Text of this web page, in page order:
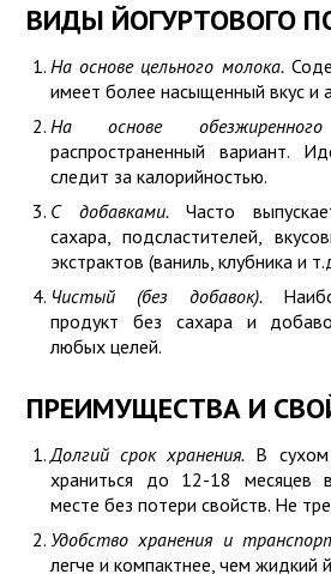
ВИДЫ ЙОГУРТОВОГО
На основе цельного молока.
имеет более насыщенный вкус и
На основе
распространенный вариант.
следит за калорийностью.
С добавками.Часто
сахара, подсластителей,
экстрактов (ваниль, клубника и
Чистый (без добавок).
продукт без сахара и
любых целей.
ПРЕИМУЩЕСТВА И
Долгий срок хранения. В
храниться до 12-18 месяцев
месте без потери свойств. Не
Удобство хранения и
легче и компактнее, чем жидкий